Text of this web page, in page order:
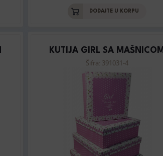
DODAJTE U KORPU
KUTIJA GIRL SA MAŠNICOM
Šifra: 391031-4